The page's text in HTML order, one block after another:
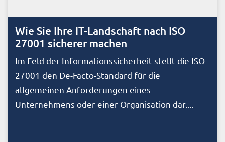
Wie Sie Ihre IT-Landschaft nach ISO
27001 sicherer machen
Im Feld der Informationssicherheit stellt die ISO
27001 den De-Facto-Standard für die
allgemeinen Anforderungen eines
Unternehmens oder einer Organisation dar....